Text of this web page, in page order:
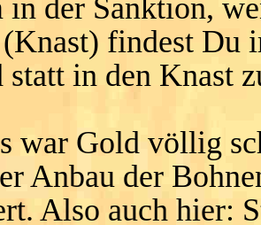
der Sanktion,
findest Du
statt in den Knast
war Gold völlig
Anbau der
Also auch hier: